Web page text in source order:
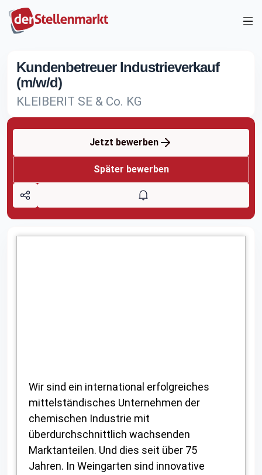
Kundenbetreuer Industrieverkauf
(m/w/d)
KLEIBERIT SE & Co. KG
Jetzt bewerben
Später bewerben
Wir sind ein international erfolgreiches
mittelständisches Unternehmen der
chemischen Industrie mit
überdurchschnittlich wachsenden
Marktanteilen. Und dies seit über 75
Jahren. In Weingarten sind innovative